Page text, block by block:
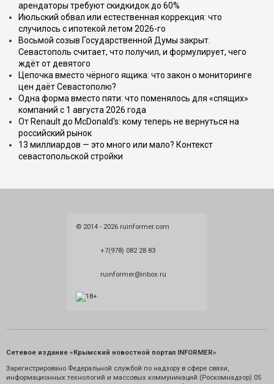
арендаторы требуют скидкидок до 60%
Июльский обвал или естественная коррекция: что
случилось с ипотекой летом 2026-го
Восьмой созыв Государственной Думы закрыт.
Севастополь считает, что получил, и формулирует, чего
ждёт от девятого
Цепочка вместо чёрного ящика: что закон о мониторинге
цен даёт Севастополю?
Одна форма вместо пяти: что поменялось для «спящих»
компаний с 1 августа 2026 года
От Renault до McDonald's: кому теперь не вернуться на
российский рынок
13 миллиардов — это много или мало? Контекст
севастопольской стройки
© 2014 - 2026 ruinformer.com
+7(978) 082 28 83
ruinformer@inbox.ru
Сетевое издание «Крымский новостной портал INFORMER»
Зарегистрировано Федеральной службой по надзору в сфере связи,
информационных технологий и массовых коммуникаций (Роскомнадзор) 05